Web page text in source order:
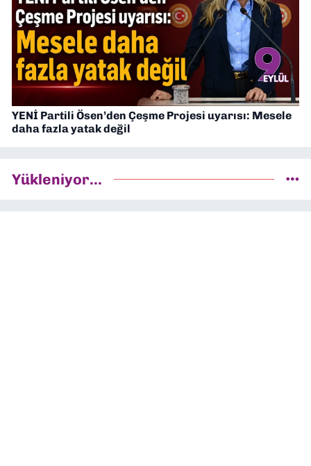
YENİ Partili Ösen’den Çeşme Projesi uyarısı: Mesele
daha fazla yatak değil
Yükleniyor...